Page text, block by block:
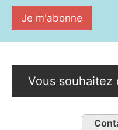
Vous souhaitez